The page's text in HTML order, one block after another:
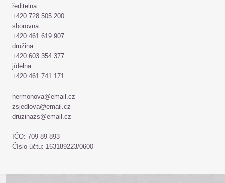
ředitelna:
+420 728 505 200
sborovna:
+420 461 619 907
družina:
+420 603 354 377
jídelna:
+420 461 741 171
hermonova@email.cz
zsjedlova@email.cz
druzinazs@email.cz
IČO: 709 89 893
Číslo účtu: 163189223/0600